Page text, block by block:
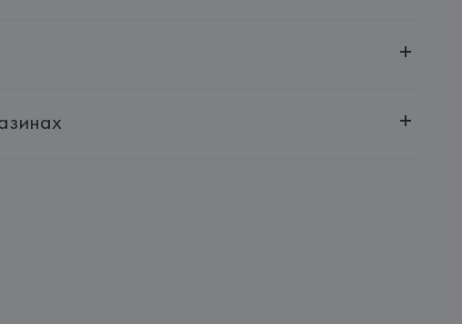
220030, г. Минск, ул. Немига, 5, пом. 39